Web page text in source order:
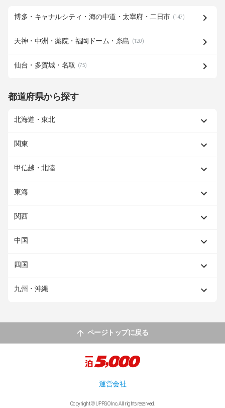
博多・キャナルシティ・海の中道・太宰府・二日市 (147)
天神・中洲・薬院・福岡ドーム・糸島 (120)
仙台・多賀城・名取 (75)
都道府県から探す
北海道・東北
関東
甲信越・北陸
東海
関西
中国
四国
九州・沖縄
ページトップに戻る
運営会社
Copyright © UPPGO Inc. All rights reserved.